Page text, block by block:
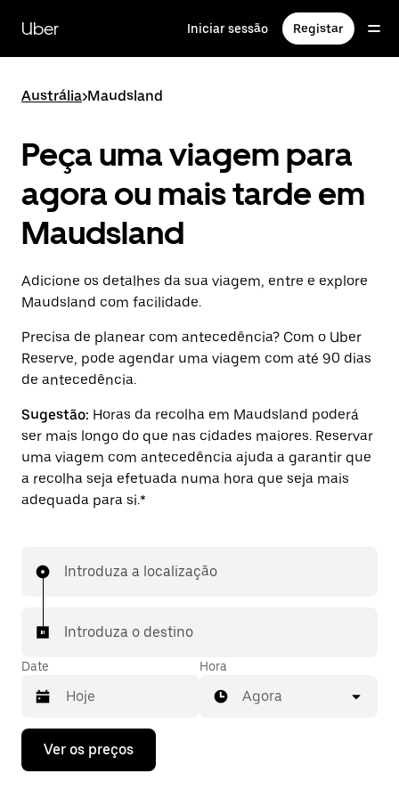
para
conteúdo
Uber Iniciar sessão Registar
Austrália>Maudsland
Peça uma viagem para
agora ou mais tarde em
Maudsland
Adicione os detalhes da sua viagem, entre e explore
Maudsland com facilidade.
Precisa de planear com antecedência? Com o Uber
Reserve, pode agendar uma viagem com até 90 dias
de antecedência.
Sugestão: Horas da recolha em Maudsland poderá
ser mais longo do que nas cidades maiores. Reservar
uma viagem com antecedência ajuda a garantir que
a recolha seja efetuada numa hora que seja mais
adequada para si.*
Introduza a localização
Introduza o destino
Date
Prima
tecla
Hora
Agora
Ver os preços